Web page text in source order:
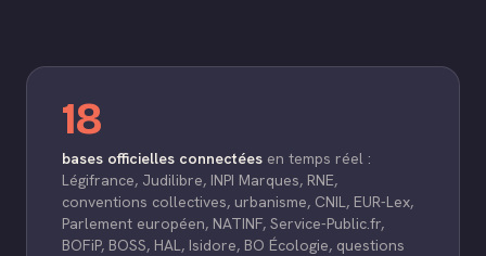
18
bases officielles connectées en temps réel :
Légifrance, Judilibre, INPI Marques, RNE,
conventions collectives, urbanisme, CNIL, EUR-Lex,
Parlement européen, NATINF, Service-Public.fr,
BOFiP, BOSS, HAL, Isidore, BO Écologie, questions